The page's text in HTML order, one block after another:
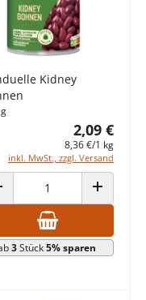
Kidney
2,09 €
8,36 €/1 kg
inkl. MwSt., zzgl. Versand
VERRINGERN ANZAHL
3Stück5% sparen